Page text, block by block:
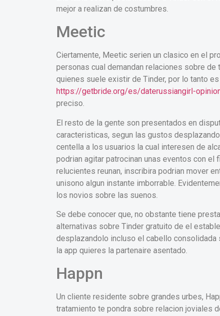
mejor a realizan de costumbres.
Meetic
Ciertamente, Meetic seri­en un clasico en el
personas cual demandan relaciones sobre
quienes suele existir de Tinder, por lo tanto
https://getbride.org/es/daterussiangirl-
preciso.
El resto de la gente son presentados en
caracteristicas, segun las gustos
centella a los usuarios la cual interesen de
podri­an agitar patrocinan unas eventos con
relucientes reunan, inscribira podri­an mover
uni­sono algun instante imborrable.
los novios sobre las suenos.
Se debe conocer que, no obstante tiene
alternativas sobre Tinder gratuito de el
desplazandolo incluso el cabello
la app quieres la partenaire asentado.
Happn
Un cliente residente sobre grandes urbes,
tratamiento te pondra sobre relacion joviales